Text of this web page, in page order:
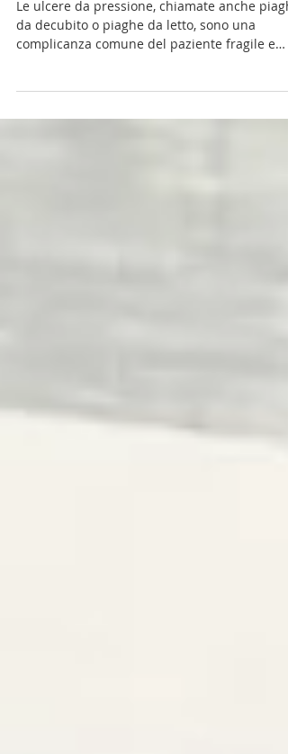
prevenzione.
Le ulcere da pressione, chiamate anche